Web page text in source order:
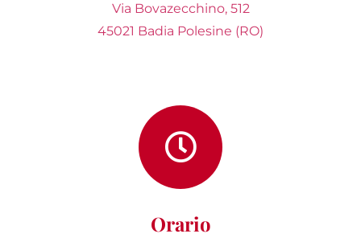
Via Bovazecchino, 512
45021 Badia Polesine (RO)
Orario